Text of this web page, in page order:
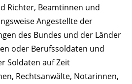
Richter, Beamtinnen und
Angestellte der
des Bundes und der Länder
oder Berufssoldaten und
Soldaten auf Zeit
Rechtsanwälte, Notarinnen,